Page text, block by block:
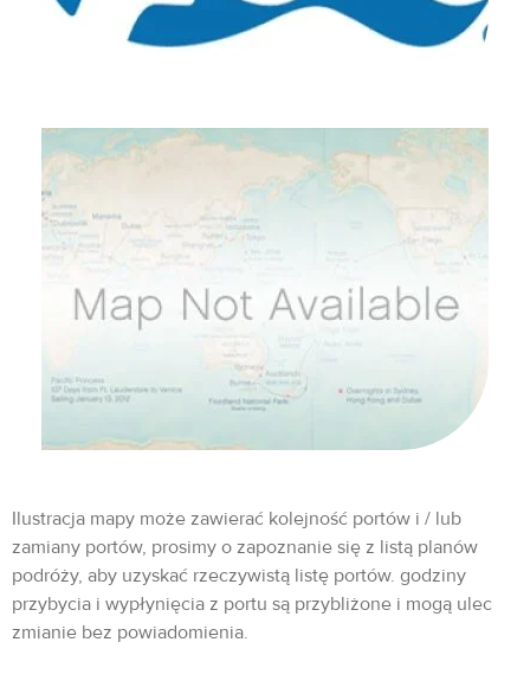
Ilustracja mapy może zawierać kolejność portów i / lub
zamiany portów, prosimy o zapoznanie się z listą planów
podróży, aby uzyskać rzeczywistą listę portów. godziny
przybycia i wypłynięcia z portu są przybliżone i mogą ulec
zmianie bez powiadomienia.